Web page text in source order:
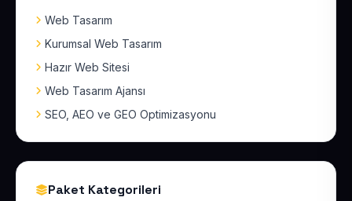
Web Tasarım
Kurumsal Web Tasarım
Hazır Web Sitesi
Web Tasarım Ajansı
SEO, AEO ve GEO Optimizasyonu
Paket Kategorileri